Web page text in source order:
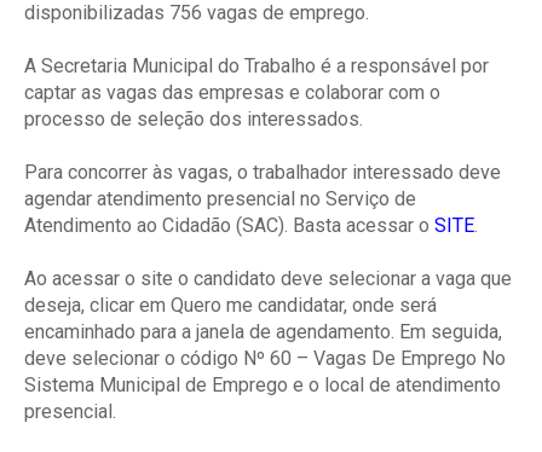
disponibilizadas 756 vagas de emprego.
A Secretaria Municipal do Trabalho é a responsável por
captar as vagas das empresas e colaborar com o
processo de seleção dos interessados.
Para concorrer às vagas, o trabalhador interessado deve
agendar atendimento presencial no Serviço de
Atendimento ao Cidadão (SAC). Basta acessar o SITE.
Ao acessar o site o candidato deve selecionar a vaga que
deseja, clicar em Quero me candidatar, onde será
encaminhado para a janela de agendamento. Em seguida,
deve selecionar o código Nº 60 – Vagas De Emprego No
Sistema Municipal de Emprego e o local de atendimento
presencial.